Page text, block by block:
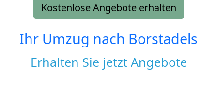
Kostenlose Angebote erhalten
Ihr Umzug nach Borstadels
Erhalten Sie jetzt Angebote